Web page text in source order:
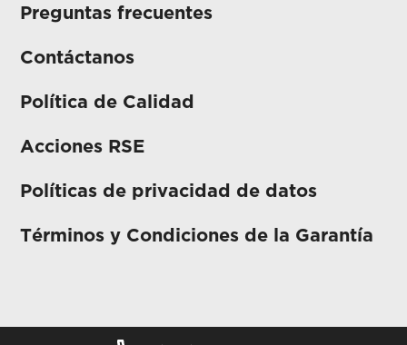
Preguntas frecuentes
Contáctanos
Política de Calidad
Acciones RSE
Políticas de privacidad de datos
Términos y Condiciones de la Garantía